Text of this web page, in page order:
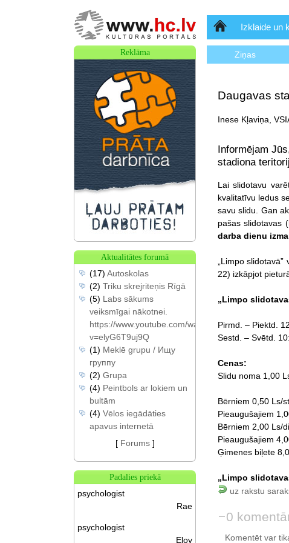
SākumlapaIzklaide un
Ziņas
Daugavas
Inese Kļaviņa,
Informējam
stadiona
Lai slidotavu
kvalitatīvu ledus
savu slidu. Gan
pašas slidotavas
darba dienu
„Limpo
22) izkāpjot
„Limpo
Pirmd. – Piektd.
Sestd. – Svētd.
Cenas:
Slidu noma 1,00
Bērniem 0,50 Ls/
Pieaugušajiem
Bērniem 2,00 Ls/
Pieaugušajiem
Ģimenes biļete
„Limpo
uz rakstu
0
Komentēt var
Reklāma
Aktualitātes forumā
(17) Autoskolas
(2) Triku skrejriteņis Rīgā
(5) Labs sākums
veiksmīgai nākotnei.
https://www.youtube.com/watch?
v=elyG6T9uj9Q
(1) Meklē grupu / Ищу
группу
(2) Grupa
(4) Peintbols ar lokiem un
bultām
(4) Vēlos iegādāties
apavus internetā
[ Forums]
Padalies priekā
psychologist
Rae
psychologist
Eloy